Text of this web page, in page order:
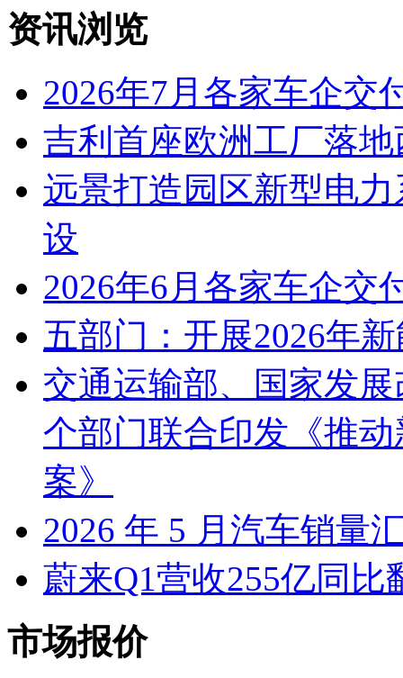
资讯浏览
2026年7月各家车企交
吉利首座欧洲工厂落
远景打造园区新型电
设
2026年6月各家车企交
五部门：开展2026年
交通运输部、国家发
个部门联合印发《推
案》
2026 年 5 月汽车销量
蔚来Q1营收255亿同
市场报价